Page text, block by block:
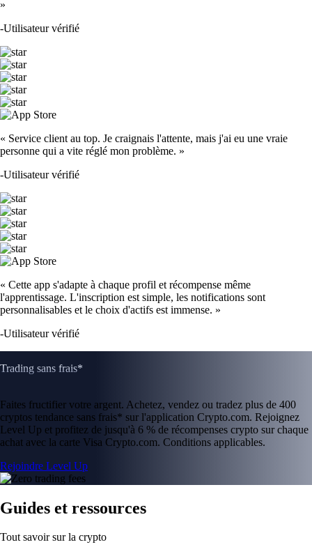
»
-Utilisateur vérifié
« Service client au top. Je craignais l'attente, mais j'ai eu une vraie
personne qui a vite réglé mon problème. »
-Utilisateur vérifié
« Cette app s'adapte à chaque profil et récompense même
l'apprentissage. L'inscription est simple, les notifications sont
personnalisables et le choix d'actifs est immense. »
-Utilisateur vérifié
Trading sans frais*
Faites fructifier votre argent. Achetez, vendez ou tradez plus de 400
cryptos tendance sans frais* sur l'application Crypto.com. Rejoignez
Level Up et profitez de jusqu'à 6 % de récompenses crypto sur chaque
achat avec la carte Visa Crypto.com. Conditions applicables.
Rejoindre Level Up
Guides et ressources
Tout savoir sur la crypto